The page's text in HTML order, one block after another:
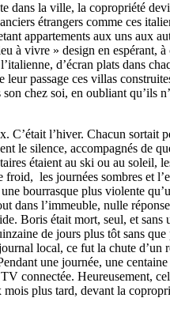
dans la ville, la copropriété
étrangers comme ces
appartements aux uns aux
à vivre » design en espérant, à
d’écran plats dans
leur passage ces villas
chez soi, en oubliant qu’ils
C’était l’hiver. Chacun sortait
le silence, accompagnés de
étaient au ski ou au soleil,
les journées sombres et
bourrasque plus violente
dans l’immeuble, nulle
Boris était mort, seul, et sans
de jours plus tôt sans que
local, ce fut la chute d’un
une journée, une centaine
connectée. Heureusement,
plus tard, devant la